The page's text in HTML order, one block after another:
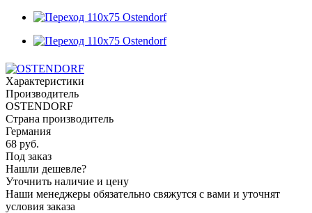
Характеристики
Производитель
OSTENDORF
Страна производитель
Германия
68 руб.
Под заказ
Нашли дешевле?
Уточнить наличие и цену
Наши менеджеры обязательно свяжутся с вами и уточнят
условия заказа